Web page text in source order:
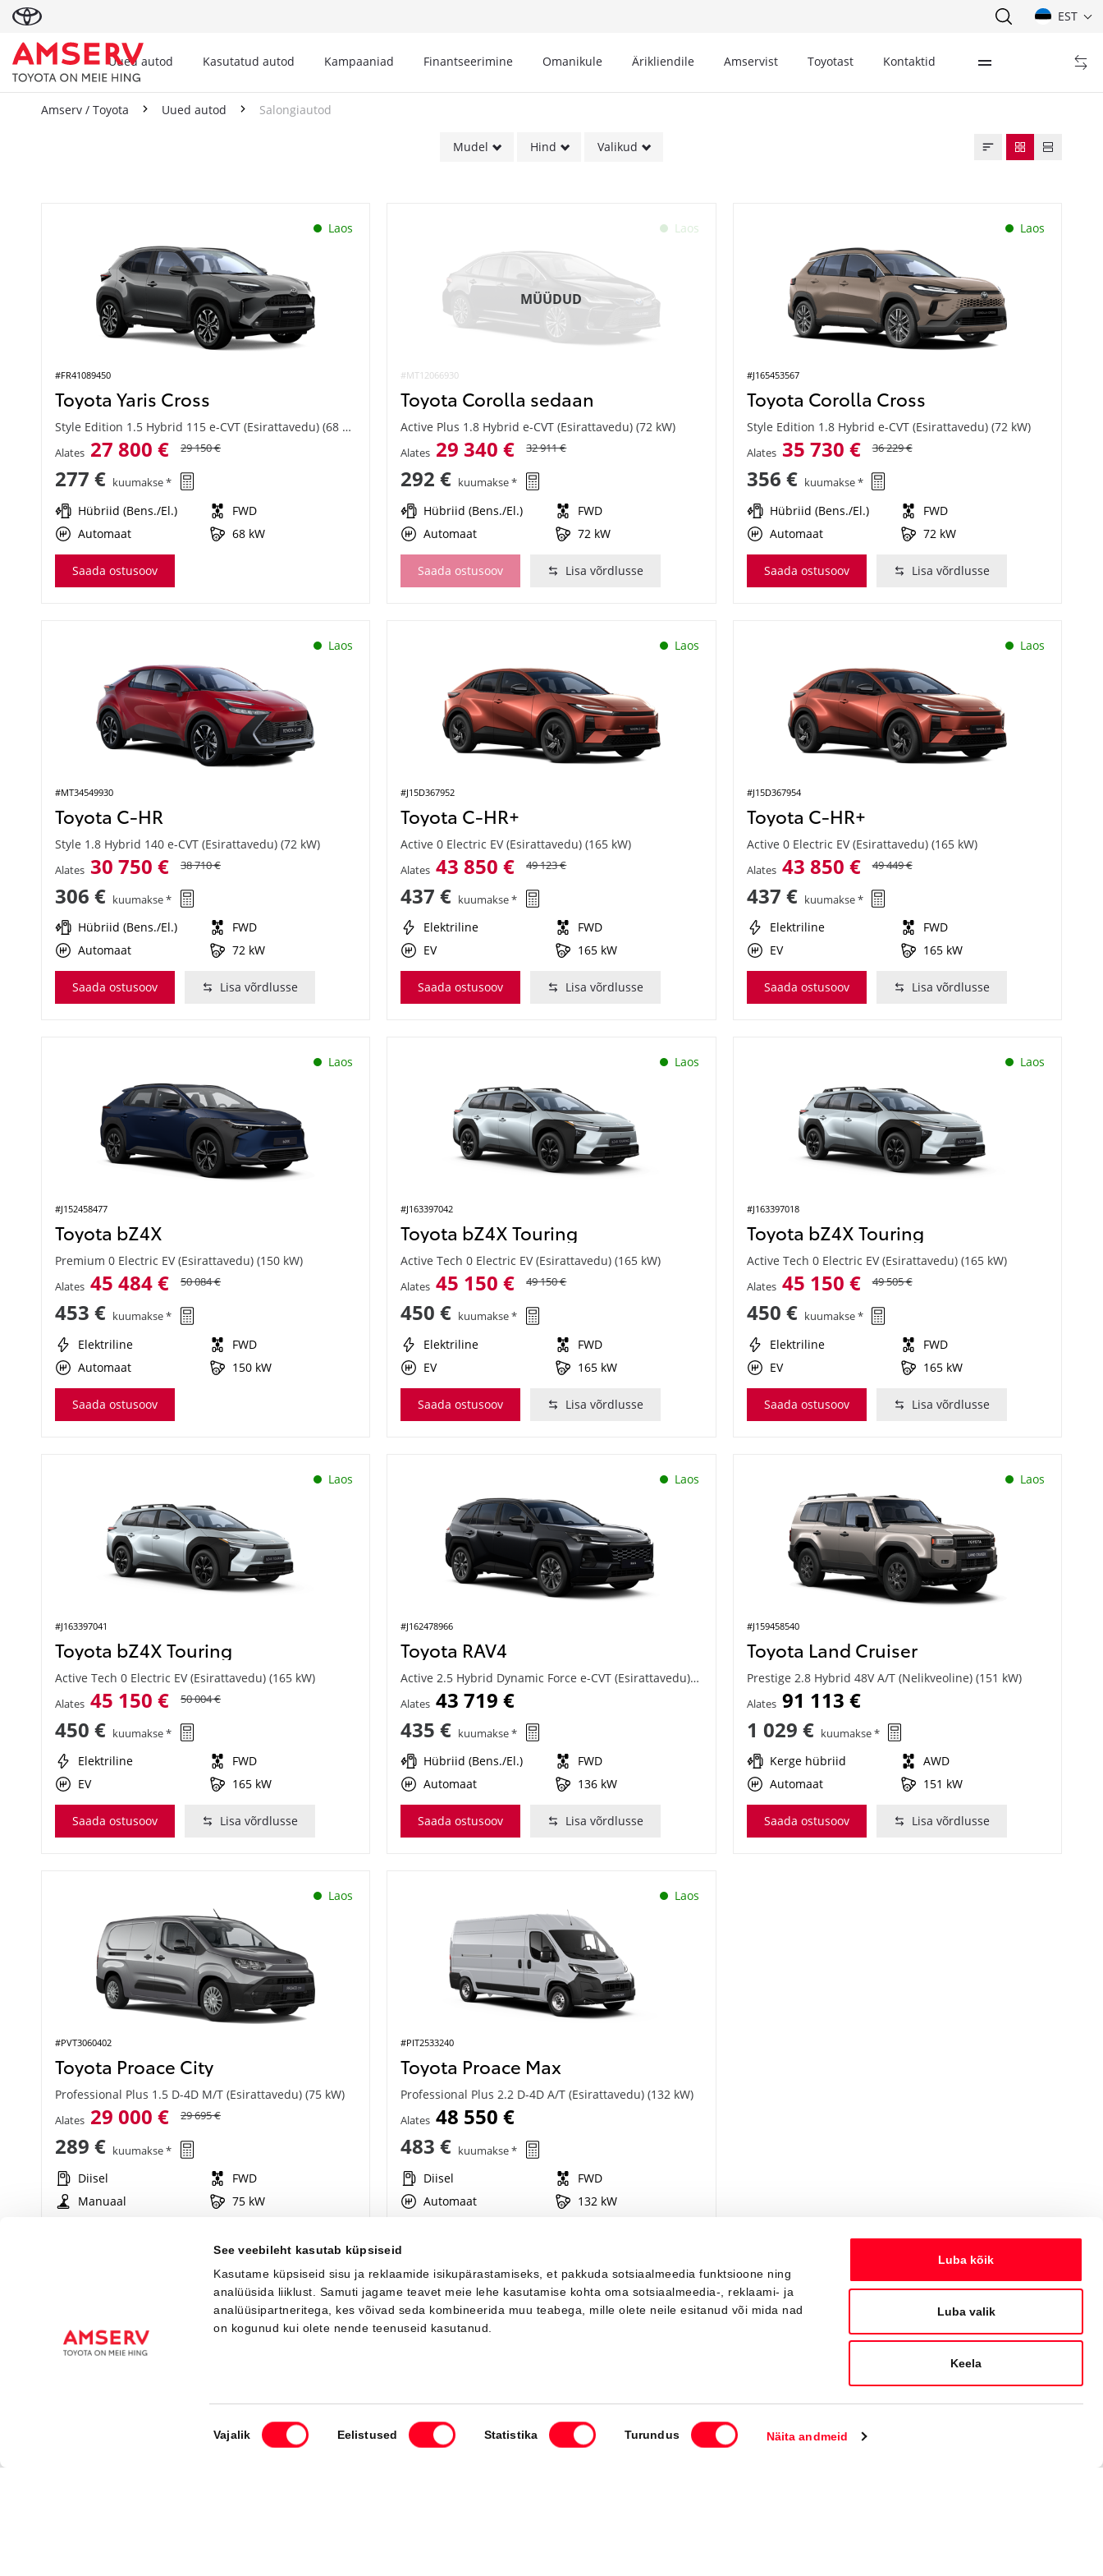
See veebileht kasutab küpsiseid
Kasutame küpsiseid sisu ja reklaamide isikupärastamiseks, et pakkuda sotsiaalmeedia funktsioone ning
analüüsida liiklust. Samuti jagame teavet meie lehe kasutamise kohta oma sotsiaalmeedia-, reklaami- ja
analüüsipartneritega, kes võivad seda kombineerida muu teabega, mille olete neile esitanud või mida nad
on kogunud kui olete nende teenuseid kasutanud.
Nõusoleku
valik
Vajalik Eelistused Statistika Turundus Näita andmeid
Luba kõik
Luba valik
Keela
EST
Uued autod Kasutatud autod Kampaaniad Finantseerimine Omanikule Ärikliendile Amservist Toyotast Kontaktid
Amserv / Toyota Uued autod Salongiautod
Mudel Hind Valikud
Laos
#FR41089450
Toyota Yaris Cross
Style Edition 1.5 Hybrid 115 e-CVT (Esirattavedu) (68 kW)
Alates 27 800 € 29 150 €
277 € kuumakse *
Hübriid (Bens./El.)
FWD
Automaat
68 kW
Saada ostusoov
Laos
#MT12066930
MÜÜDUD
Toyota Corolla sedaan
Active Plus 1.8 Hybrid e-CVT (Esirattavedu) (72 kW)
Alates 29 340 € 32 911 €
292 € kuumakse *
Hübriid (Bens./El.)
FWD
Automaat
72 kW
Saada ostusoov Lisa võrdlusse
Laos
#J165453567
Toyota Corolla Cross
Style Edition 1.8 Hybrid e-CVT (Esirattavedu) (72 kW)
Alates 35 730 € 36 229 €
356 € kuumakse *
Hübriid (Bens./El.)
FWD
Automaat
72 kW
Saada ostusoov Lisa võrdlusse
Laos
#MT34549930
Toyota C-HR
Style 1.8 Hybrid 140 e-CVT (Esirattavedu) (72 kW)
Alates 30 750 € 38 710 €
306 € kuumakse *
Hübriid (Bens./El.)
FWD
Automaat
72 kW
Saada ostusoov Lisa võrdlusse
Laos
#J15D367952
Toyota C-HR+
Active 0 Electric EV (Esirattavedu) (165 kW)
Alates 43 850 € 49 123 €
437 € kuumakse *
Elektriline
FWD
EV
165 kW
Saada ostusoov Lisa võrdlusse
Laos
#J15D367954
Toyota C-HR+
Active 0 Electric EV (Esirattavedu) (165 kW)
Alates 43 850 € 49 449 €
437 € kuumakse *
Elektriline
FWD
EV
165 kW
Saada ostusoov Lisa võrdlusse
Laos
#J152458477
Toyota bZ4X
Premium 0 Electric EV (Esirattavedu) (150 kW)
Alates 45 484 € 50 084 €
453 € kuumakse *
Elektriline
FWD
Automaat
150 kW
Saada ostusoov
Laos
#J163397042
Toyota bZ4X Touring
Active Tech 0 Electric EV (Esirattavedu) (165 kW)
Alates 45 150 € 49 150 €
450 € kuumakse *
Elektriline
FWD
EV
165 kW
Saada ostusoov Lisa võrdlusse
Laos
#J163397018
Toyota bZ4X Touring
Active Tech 0 Electric EV (Esirattavedu) (165 kW)
Alates 45 150 € 49 505 €
450 € kuumakse *
Elektriline
FWD
EV
165 kW
Saada ostusoov Lisa võrdlusse
Laos
#J163397041
Toyota bZ4X Touring
Active Tech 0 Electric EV (Esirattavedu) (165 kW)
Alates 45 150 € 50 004 €
450 € kuumakse *
Elektriline
FWD
EV
165 kW
Saada ostusoov Lisa võrdlusse
Laos
#J162478966
Toyota RAV4
Active 2.5 Hybrid Dynamic Force e-CVT (Esirattavedu) (136 kW)
Alates 43 719 €
435 € kuumakse *
Hübriid (Bens./El.)
FWD
Automaat
136 kW
Saada ostusoov Lisa võrdlusse
Laos
#J159458540
Toyota Land Cruiser
Prestige 2.8 Hybrid 48V A/T (Nelikveoline) (151 kW)
Alates 91 113 €
1 029 € kuumakse *
Kerge hübriid
AWD
Automaat
151 kW
Saada ostusoov Lisa võrdlusse
Laos
#PVT3060402
Toyota Proace City
Professional Plus 1.5 D-4D M/T (Esirattavedu) (75 kW)
Alates 29 000 € 29 695 €
289 € kuumakse *
Diisel
FWD
Manuaal
75 kW
Laos
#PIT2533240
Toyota Proace Max
Professional Plus 2.2 D-4D A/T (Esirattavedu) (132 kW)
Alates 48 550 €
483 € kuumakse *
Diisel
FWD
Automaat
132 kW
LAADIN JUURDE
Registreeru proovisõidule Broneeri teenindus Leia esindus Konfigureeri endale auto